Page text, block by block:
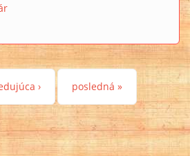
USMERŇOVAČE ENERGIE? 10
› posledná »